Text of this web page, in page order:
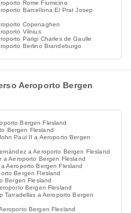
Rome Fiumicino
Barcellona El Prat Josep
Copenaghen
Vilnius
Parigi Charles de Gaulle
Berlino Brandeburgo
Aeroporto Bergen
Bergen Flesland
Bergen Flesland
Paul II a Aeroporto Bergen
a Aeroporto Bergen Flesland
a Aeroporto Bergen Flesland
Aeroporto Bergen Flesland
Bergen Flesland
Bergen Flesland
Bergen Flesland
Tarradellas a Aeroporto Bergen
Bergen Flesland